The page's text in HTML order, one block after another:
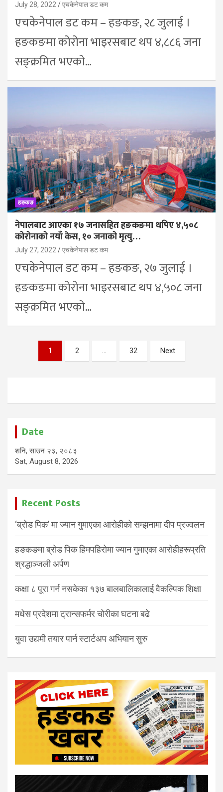
July 28, 2022 एचकेनेपाल डट कम
एचकेनेपाल डट कम – हङकङ, २८ जुलाई ।
हङकङमा कोरोना भाइरसबाट थप ४,८८६ जना
सङ्क्रमित भएको…
हङकङ
नेपालबाट आएका १७ जनासहित हङकङमा थपिए ४,५०८
कोरोनाको नयाँ केस, १० जनाको मृत्यु…
July 27, 2022 एचकेनेपाल डट कम
एचकेनेपाल डट कम – हङकङ, २७ जुलाई ।
हङकङमा कोरोना भाइरसबाट थप ४,५०८ जना
सङ्क्रमित भएको…
pagination
1 2 … 32 Next
Date
शनि, साउन २३, २०८३
Sat, August 8, 2026
Recent Posts
‘ब्रोड पिक’ मा ज्यान गुमाएका आरोहीको सम्झनामा दीप प्रज्वलन
हङकङमा ब्रोड पिक हिमपहिरोमा ज्यान गुमाएका आरोहीहरूप्रति
श्रद्धाञ्जली अर्पण
कक्षा ८ पूरा गर्न नसकेका १३७ बालबालिकालाई वैकल्पिक शिक्षा
मधेस प्रदेशमा ट्रान्सफर्मर चोरीका घटना बढे
युवा उद्यमी तयार पार्न स्टार्टअप अभियान सुरु